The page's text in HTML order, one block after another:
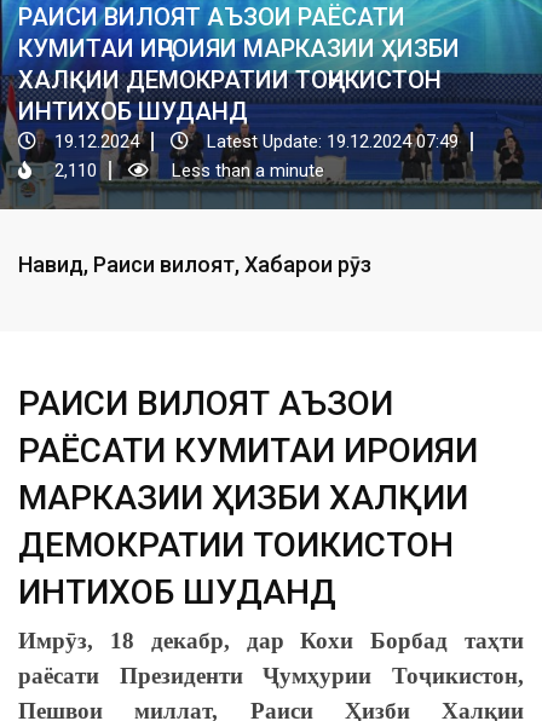
РАИСИ ВИЛОЯТ АЪЗОИ РАЁСАТИ
КУМИТАИ ИҶРОИЯИ МАРКАЗИИ ҲИЗБИ
ХАЛҚИИ ДЕМОКРАТИИ ТОҶИКИСТОН
ИНТИХОБ ШУДАНД
19.12.2024
Latest Update: 19.12.2024 07:49
2,110
Less than a minute
Навид, Раиси вилоят,Хабарҳои рӯз
РАИСИ ВИЛОЯТ АЪЗОИ
РАЁСАТИ КУМИТАИ ИҶРОИЯИ
МАРКАЗИИ ҲИЗБИ ХАЛҚИИ
ДЕМОКРАТИИ ТОҶИКИСТОН
ИНТИХОБ ШУДАНД
Имрӯз, 18 декабр, дар Кохи Борбад таҳти
раёсати Президенти Ҷумҳурии Тоҷикистон,
Пешвои миллат, Раиси Ҳизби Халқии